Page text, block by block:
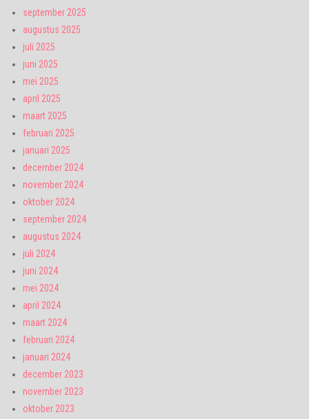
september 2025
augustus 2025
juli 2025
juni 2025
mei 2025
april 2025
maart 2025
februari 2025
januari 2025
december 2024
november 2024
oktober 2024
september 2024
augustus 2024
juli 2024
juni 2024
mei 2024
april 2024
maart 2024
februari 2024
januari 2024
december 2023
november 2023
oktober 2023